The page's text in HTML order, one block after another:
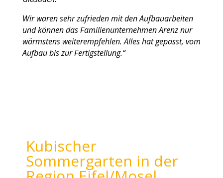
Wir waren sehr zufrieden mit den Aufbauarbeiten
und können das Familienunternehmen Arenz nur
wärmstens weiterempfehlen. Alles hat gepasst, vom
Aufbau bis zur Fertigstellung.“
Kubischer
Sommergarten in der